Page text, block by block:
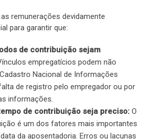
remunerações devidamente
para garantir que:
de contribuição sejam
empregatícios podem não
Nacional de Informações
de registro pelo empregador ou por
informações.
de contribuição seja preciso: O
é um dos fatores mais importantes
da aposentadoria. Erros ou lacunas